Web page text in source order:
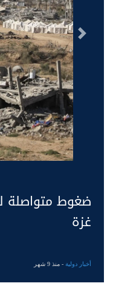
السابق
ضغوط متواصلة
غزة
أخبار دولية- منذ 9 شهر